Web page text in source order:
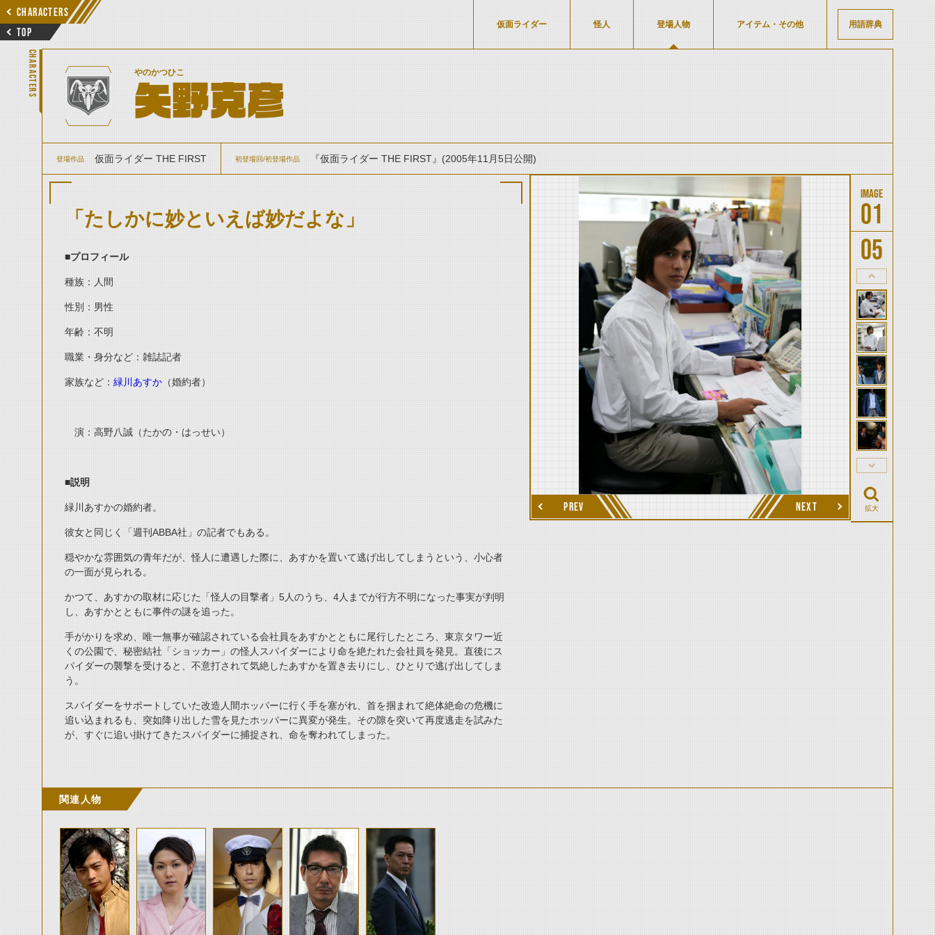
CHARACTERS
TOP
仮面ライダー 怪人 登場人物 アイテム・その他 用語辞典
CHARACTERS やのかつひこ
矢野克彦
登場作品 仮面ライダー THE FIRST 初登場回/初登場作品 『仮面ライダー THE FIRST』(2005年11月5日公開)
「たしかに妙といえば妙だよな」
■プロフィール
種族：人間
性別：男性
年齢：不明
職業・身分など：雑誌記者
家族など： 緑川あすか （婚約者）
演：高野八誠（たかの・はっせい）
■説明
緑川あすかの婚約者。
彼女と同じく「週刊ABBA社」の記者でもある。
穏やかな雰囲気の青年だが、怪人に遭遇した際に、あすかを置いて逃げ出してしまうという、小心者
の一面が見られる。
かつて、あすかの取材に応じた「怪人の目撃者」5人のうち、4人までが行方不明になった事実が判明
し、あすかとともに事件の謎を追った。
手がかりを求め、唯一無事が確認されている会社員をあすかとともに尾行したところ、東京タワー近
くの公園で、秘密結社「ショッカー」の怪人スパイダーにより命を絶たれた会社員を発見。直後にス
パイダーの襲撃を受けると、不意打されて気絶したあすかを置き去りにし、ひとりで逃げ出してしま
う。
スパイダーをサポートしていた改造人間ホッパーに行く手を塞がれ、首を掴まれて絶体絶命の危機に
追い込まれるも、突如降り出した雪を見たホッパーに異変が発生。その隙を突いて再度逃走を試みた
が、すぐに追い掛けてきたスパイダーに捕捉され、命を奪われてしまった。
PREV NEXT
01
05
拡大
関連人物